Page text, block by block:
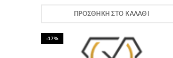
ΠΡΟΣΘΉΚΗ ΣΤΟ ΚΑΛΆΘΙ
-17%